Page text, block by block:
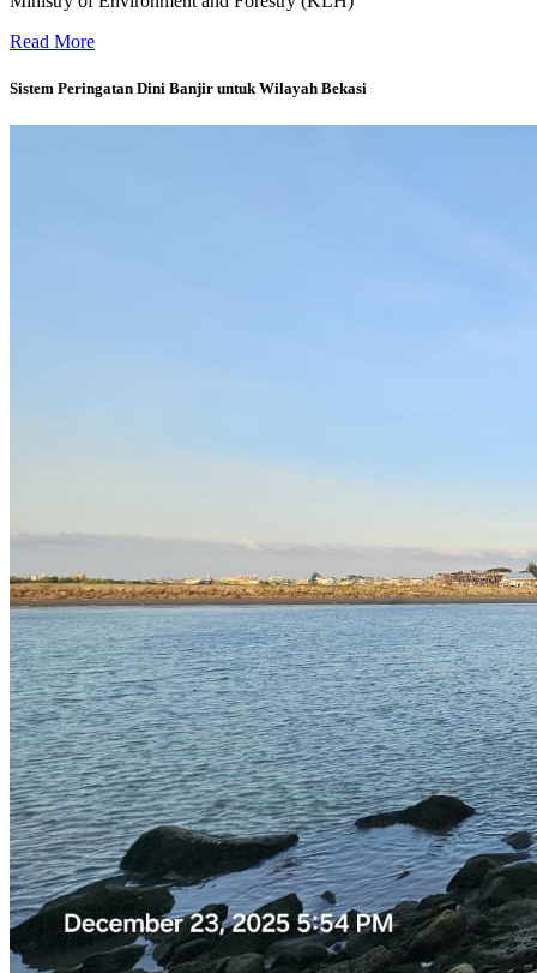
Geospatial Dashboard untuk Monitoring Emisi dan Kualitas
Read More
Sistem Peringatan Dini Banjir untuk Wilayah Bekasi